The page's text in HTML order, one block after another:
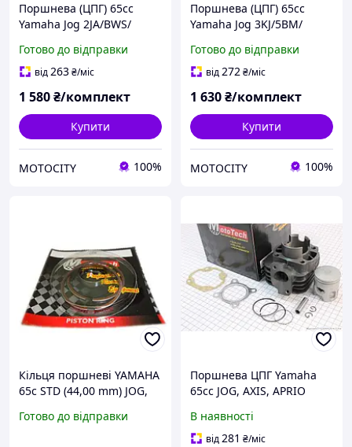
Поршнева (ЦПГ) 65cc
Yamaha Jog 2JA/BWS/
Minarelli 65сс SPI/SEE
(тайвань)
Готово до відправки
від263₴/міс
1 580₴/комплект
Купити
MOTOCITY 100%
Поршнева (ЦПГ) 65cc
Yamaha Jog 3KJ/5BM/
SPI (тайвань)
Готово до відправки
від272₴/міс
1 630₴/комплект
Купити
MOTOCITY 100%
Кільця поршневі YAMAHA
65c STD (44,00 mm) JOG,
"MotoTech" Taiwan
Готово до відправки
Поршнева ЦПГ Yamaha
65cc JOG, AXIS, APRIO
Джог
В наявності
від281 ₴/міс